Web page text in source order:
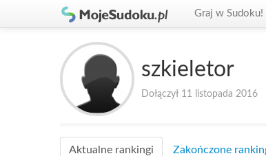
Graj w Sudoku!
szkieletor
Dołączył 11 listopada 2016
Aktualne rankingi Zakończone